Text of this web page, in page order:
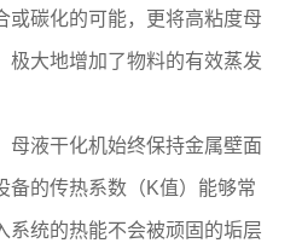
或碳化的可能，更将高粘度母
极大地增加了物料的有效蒸发
母液干化机始终保持金属壁面
备的传热系数（K值）能够常
系统的热能不会被顽固的垢层